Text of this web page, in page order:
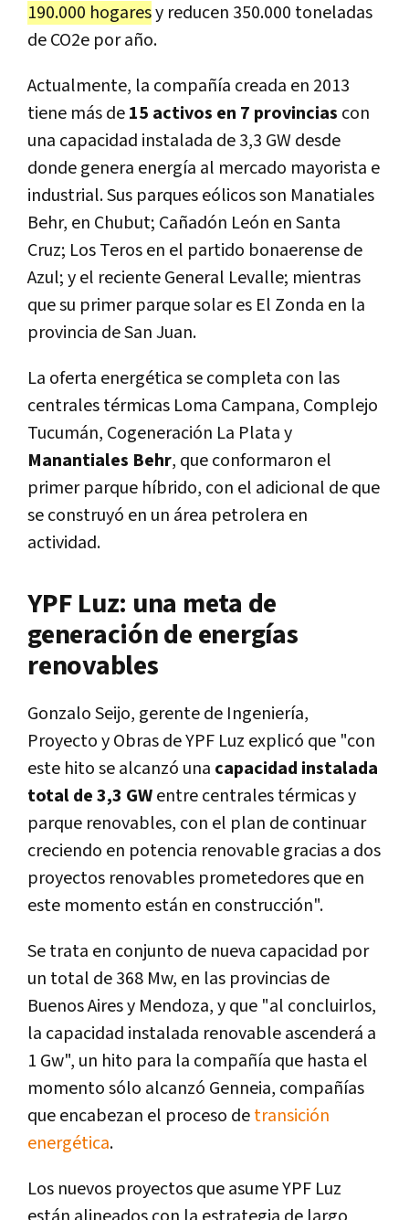
190.000 hogaresy reducen 350.000 toneladas
de CO2e por año.
Actualmente, la compañía creada en 2013
tiene más de15 activos en 7 provincias con
una capacidad instalada de 3,3 GW desde
donde genera energía al mercado mayorista e
industrial. Sus parques eólicos son Manatiales
Behr, en Chubut; Cañadón León en Santa
Cruz; Los Teros en el partido bonaerense de
Azul; y el reciente General Levalle; mientras
que su primer parque solar es El Zonda en la
provincia de San Juan.
La oferta energética se completa con las
centrales térmicas Loma Campana, Complejo
Tucumán, Cogeneración La Plata y
Manantiales Behr, que conformaron el
primer parque híbrido, con el adicional de que
se construyó en un área petrolera en
actividad.
YPF Luz: una meta de
generación de energías
renovables
Gonzalo Seijo, gerente de Ingeniería,
Proyecto y Obras de YPF Luz explicó que "con
este hito se alcanzó una capacidad instalada
total de 3,3 GWentre centrales térmicas y
parque renovables, con el plan de continuar
creciendo en potencia renovable gracias a dos
proyectos renovables prometedores que en
este momento están en construcción".
Se trata en conjunto de nueva capacidad por
un total de 368 Mw, en las provincias de
Buenos Aires y Mendoza, y que "al concluirlos,
la capacidad instalada renovable ascenderá a
1 Gw", un hito para la compañía que hasta el
momento sólo alcanzó Genneia, compañías
que encabezan el proceso detransición
energética.
Los nuevos proyectos que asume YPF Luz